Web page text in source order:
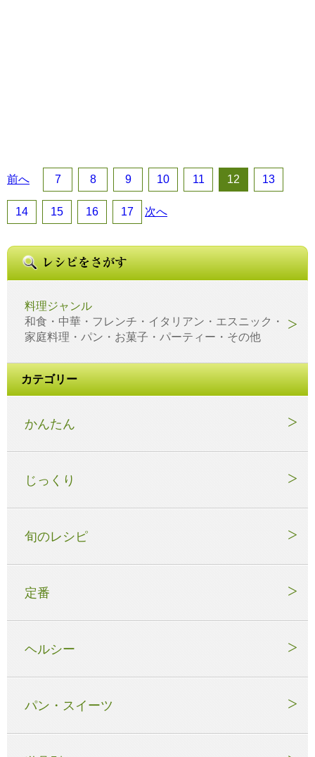
前へ 7 8 9 10 11 12 13
14 15 16 17 次へ
料理ジャンル
和食・中華・フレンチ・イタリアン・エスニック・
家庭料理・パン・お菓子・パーティー・その他
カテゴリー
かんたん
じっくり
旬のレシピ
定番
ヘルシー
パン・スイーツ